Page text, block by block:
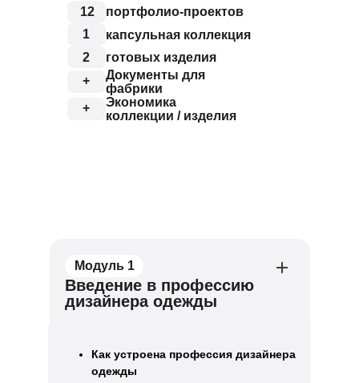
12
портфолио-проектов
1
капсульная коллекция
2
готовых изделия
+
Документы для
фабрики
+
Экономика
коллекции / изделия
Модуль 1
Введение в профессию
дизайнера одежды
Как устроена профессия дизайнера
одежды